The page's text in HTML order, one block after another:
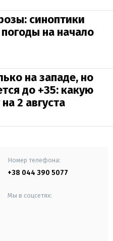
синоптики
на начало
на западе, но
до +35: какую
2 августа
Номер телефона:
+38 044 390 5077
Мы в соцсетях: